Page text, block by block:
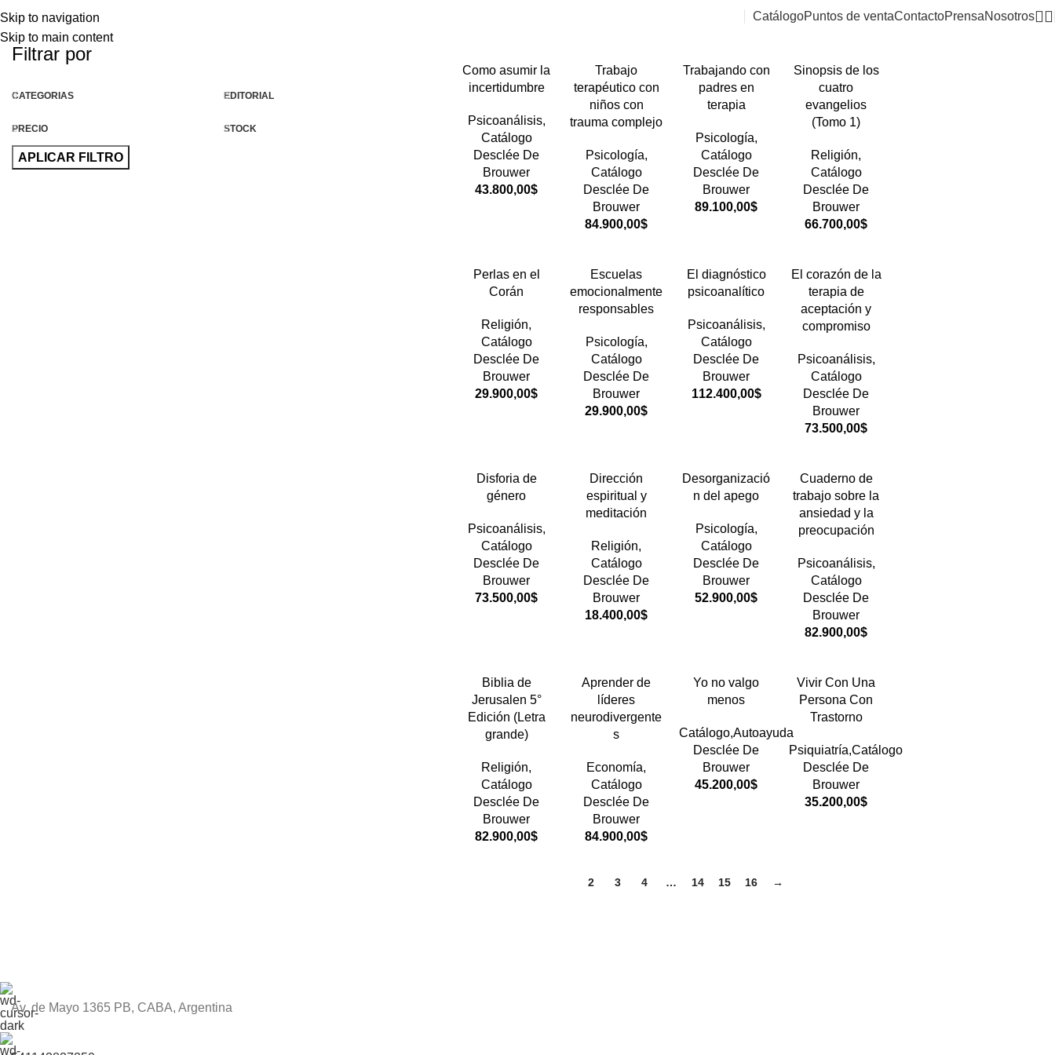
Skip to navigation
Skip to main content
CatálogoPuntos de ventaContactoPrensaNosotros
Filtrar por
CATEGORIAS EDITORIAL
PRECIO STOCK
APLICAR FILTRO
Como asumir la
incertidumbre
Psicoanálisis,
Catálogo
Desclée De
Brouwer
43.800,00$
Trabajo
terapéutico con
niños con
trauma complejo
Psicología,
Catálogo
Desclée De
Brouwer
84.900,00$
Trabajando con
padres en
terapia
Psicología,
Catálogo
Desclée De
Brouwer
89.100,00$
Sinopsis de los
cuatro
evangelios
(Tomo 1)
Religión,
Catálogo
Desclée De
Brouwer
66.700,00$
Perlas en el
Corán
Religión,
Catálogo
Desclée De
Brouwer
29.900,00$
Escuelas
emocionalmente
responsables
Psicología,
Catálogo
Desclée De
Brouwer
29.900,00$
El diagnóstico
psicoanalítico
Psicoanálisis,
Catálogo
Desclée De
Brouwer
112.400,00$
El corazón de la
terapia de
aceptación y
compromiso
Psicoanálisis,
Catálogo
Desclée De
Brouwer
73.500,00$
Disforia de
género
Psicoanálisis,
Catálogo
Desclée De
Brouwer
73.500,00$
Dirección
espiritual y
meditación
Religión,
Catálogo
Desclée De
Brouwer
18.400,00$
Desorganizació
n del apego
Psicología,
Catálogo
Desclée De
Brouwer
52.900,00$
Cuaderno de
trabajo sobre la
ansiedad y la
preocupación
Psicoanálisis,
Catálogo
Desclée De
Brouwer
82.900,00$
Biblia de
Jerusalen 5°
Edición (Letra
grande)
Religión,
Catálogo
Desclée De
Brouwer
82.900,00$
Aprender de
líderes
neurodivergente
s
Economía,
Catálogo
Desclée De
Brouwer
84.900,00$
Yo no valgo
menos
Catálogo,Autoayuda
Desclée De
Brouwer
45.200,00$
Vivir Con Una
Persona Con
Trastorno
Psiquiatría,Catálogo
Desclée De
Brouwer
35.200,00$
2 3 4 … 14 15 16 →
Av. de Mayo 1365 PB, CABA, Argentina